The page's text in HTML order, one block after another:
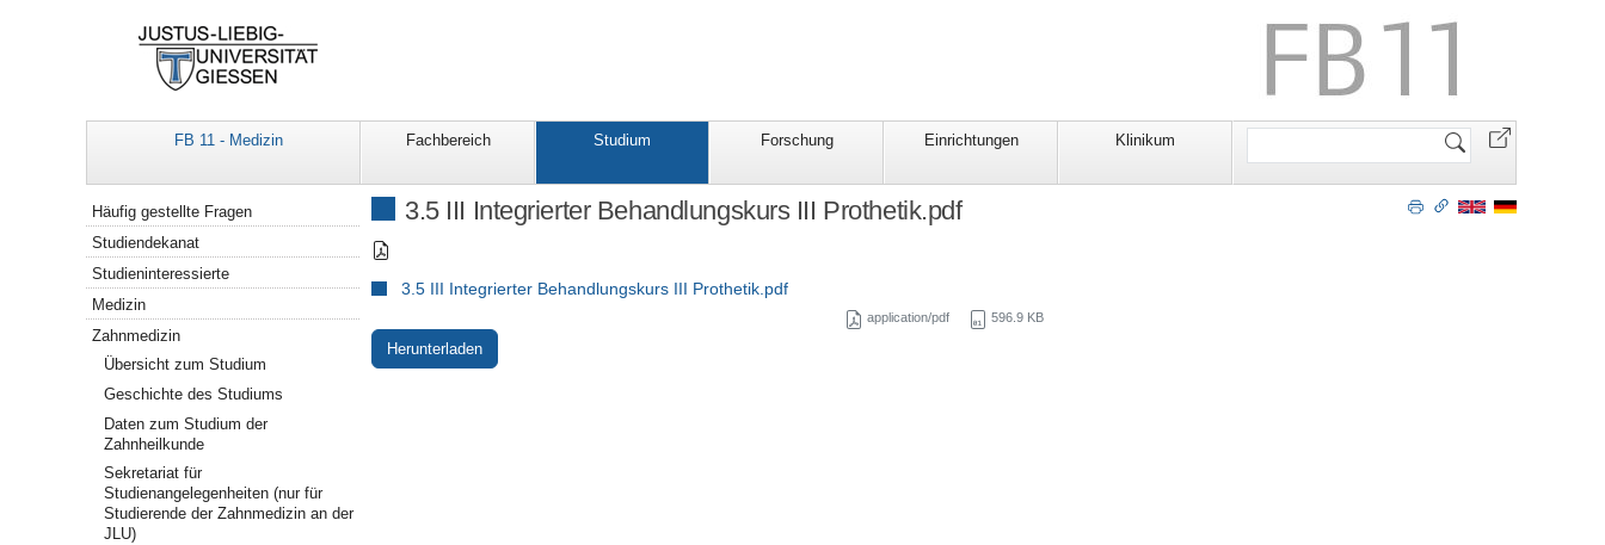
FB 11 - Medizin Fachbereich Studium Forschung Einrichtungen Klinikum
Website
3.5 III Integrierter Behandlungskurs III Prothetik.pdf
3.5 III Integrierter Behandlungskurs III Prothetik.pdf
application/pdf 596.9 KB
Herunterladen
Navigation
Häufig gestellte Fragen
Studiendekanat
Studieninteressierte
Medizin
Zahnmedizin
Übersicht zum Studium
Geschichte des Studiums
Daten zum Studium der
Zahnheilkunde
Sekretariat für
Studienangelegenheiten (nur für
Studierende der Zahnmedizin an der
JLU)